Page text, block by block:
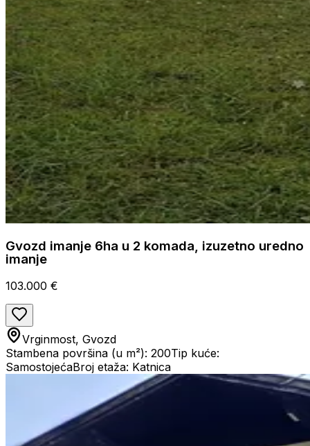
Gvozd imanje 6ha u 2 komada, izuzetno uredno
imanje
103.000 €
Vrginmost, Gvozd
Stambena površina (u m²): 200Tip kuće:
SamostojećaBroj etaža: Katnica